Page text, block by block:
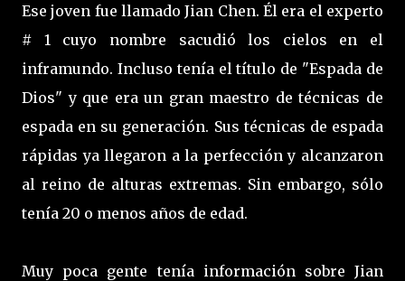
Ese joven fue llamado Jian Chen. Él era el experto
# 1 cuyo nombre sacudió los cielos en el
inframundo. Incluso tenía el título de "Espada de
Dios" y que era un gran maestro de técnicas de
espada en su generación. Sus técnicas de espada
rápidas ya llegaron a la perfección y alcanzaron
al reino de alturas extremas. Sin embargo, sólo
tenía 20 o menos años de edad.
Muy poca gente tenía información sobre Jian